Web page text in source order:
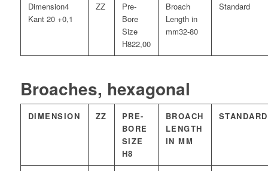
4
Kant 20 +0,1
22,00
32-80
Broaches, hexagonal
DIMENSION ZZ
PRE-
BORE
SIZE
H8
BROACH
LENGTH
IN MM
STANDARD